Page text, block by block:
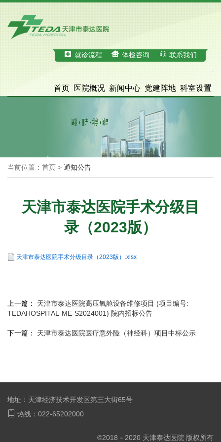
就诊流程 体检咨询 联系我们
首页 医院概况 新闻中心 党建阵地 科室设置
科学研究 医疗服务 体检中心
脑血管病诊治中心
当前位置：首页 > 通知公告
天津市泰达医院手术分级目
录（2023版）
天津市泰达医院手术分级目录（2023版）.xlsx
上一篇：
天津市泰达医院高压氧舱设备维修项目 (项目编号:
TEDAHOSPITAL-ME-S2024001) 院内招标公告
下一篇： 天津市泰达医院医疗意外险（神经科）项目中标公示
地址：天津经济技术开发区第三大街65号
热线：022-65202000
©2018－2020 天津泰达医院 版权所有